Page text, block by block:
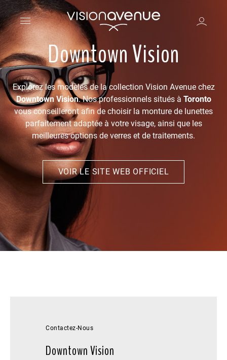
Downtown Vision
Explorez les modèles de la collection Vision Avenue chez
Downtown Vision. Nos professionnels situés à Toronto
vous conseilleront afin de choisir la monture de lunettes
parfaitement adaptée à votre visage, ainsi que les
meilleures options de verres et de traitements.
VOIR LE SITE WEB OFFICIEL
Contactez-Nous
Downtown Vision